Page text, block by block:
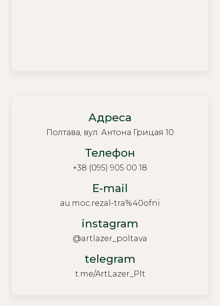
Адреса
Полтава, вул. Антона Грицая 10
Телефон
+38 (095) 905 00 18
E-mail
au.moc.rezal-tra%40ofni
instagram
@artlazer_poltava
telegram
t.me/ArtLazer_Plt